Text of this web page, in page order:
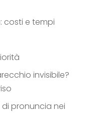
costi e tempi
invisibile?
pronuncia nei